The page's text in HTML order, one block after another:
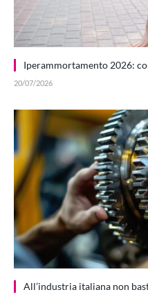
Iperammortamento 2026:
20/07/2026
All’industria italiana non